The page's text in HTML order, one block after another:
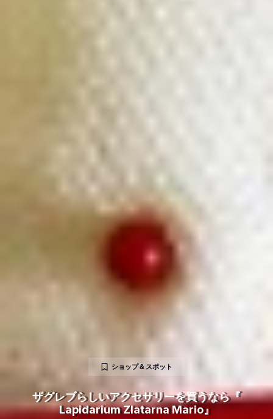
ショップ＆スポット
ザグレブらしいアクセサリーを買うなら『
Lapidarium Zlatarna Mario』